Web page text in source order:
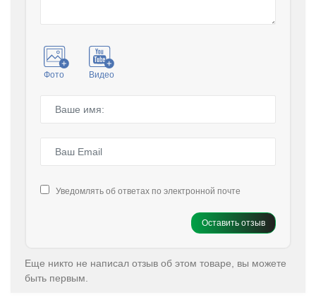
Фото Видео
Уведомлять об ответах по электронной почте
Оставить отзыв
Еще никто не написал отзыв об этом товаре, вы можете
быть первым.